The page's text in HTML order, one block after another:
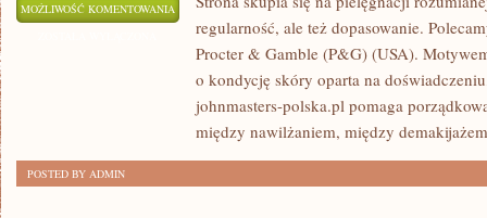
MOŻLIWOŚĆ KOMENTOWANIA AMOREPACIFIC
(KOREA
POŁUDNIOWA)
regularność, ale też dopasowanie.
Procter & Gamble (P&G) (USA).
o kondycję skóry oparta na
johnmasters-polska.pl pomaga
między nawilżaniem, między
POSTED BY ADMIN